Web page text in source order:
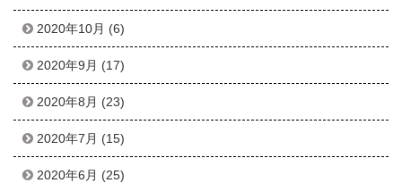
2020年10月 (6)
2020年9月 (17)
2020年8月 (23)
2020年7月 (15)
2020年6月 (25)